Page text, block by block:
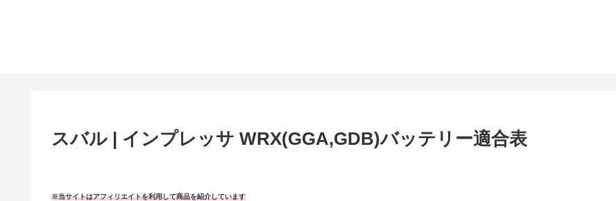
スバル | インプレッサ WRX(GGA,GDB)バッテリー適合表
※当サイトはアフィリエイトを利用して商品を紹介しています